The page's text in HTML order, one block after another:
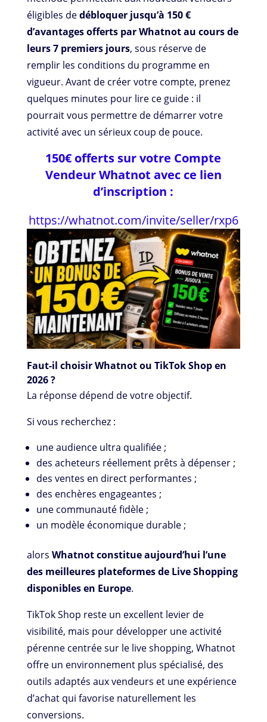
éligibles dedébloquer jusqu’à 150 €
d’avantages offerts par Whatnot au cours de
leurs 7 premiers jours, sous réserve de
remplir les conditions du programme en
vigueur. Avant de créer votre compte, prenez
quelques minutes pour lire ce guide : il
pourrait vous permettre de démarrer votre
activité avec un sérieux coup de pouce.
150€ offerts sur votre Compte
Vendeur Whatnot avec ce lien
d’inscription :
https://whatnot.com/invite/seller/rxp6
Faut-il choisir Whatnot ou TikTok Shop en
2026 ?
La réponse dépend de votre objectif.
Si vous recherchez :
une audience ultra qualifiée ;
des acheteurs réellement prêts à dépenser ;
des ventes en direct performantes ;
des enchères engageantes ;
une communauté fidèle ;
un modèle économique durable ;
alors Whatnot constitue aujourd’hui l’une
des meilleures plateformes de Live Shopping
disponibles en Europe.
TikTok Shop reste un excellent levier de
visibilité, mais pour développer une activité
pérenne centrée sur le live shopping, Whatnot
offre un environnement plus spécialisé, des
outils adaptés aux vendeurs et une expérience
d’achat qui favorise naturellement les
conversions.